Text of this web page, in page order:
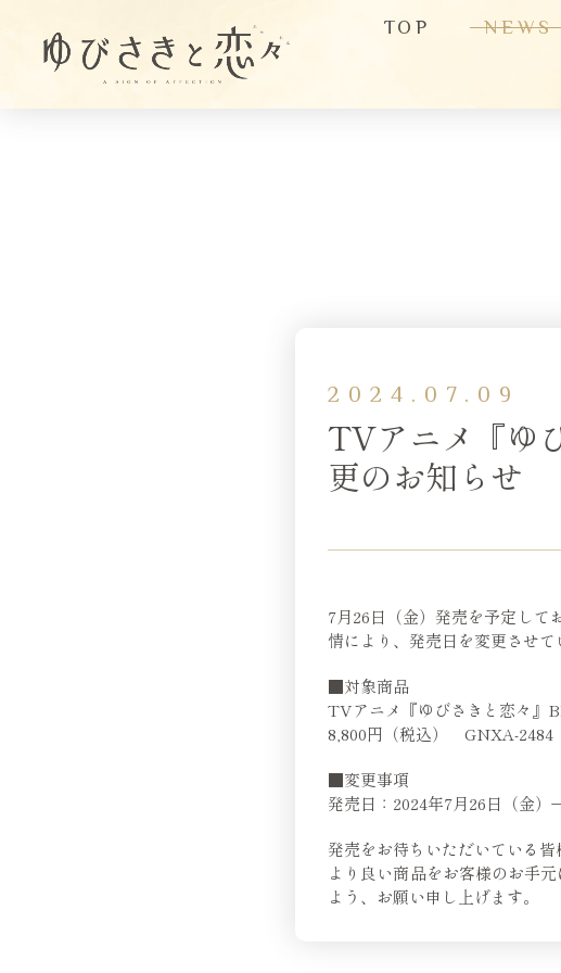
TOP NEWS
2024.07.09
TVアニメ『ゆ
更のお知らせ
7月26日（金）発売を予定し
情により、発売日を変更させて
■対象商品
TVアニメ『ゆびさきと恋々』
8,800円（税込） GNXA-2484
■変更事項
発売日：2024年7月26日（金
発売をお待ちいただいている
より良い商品をお客様のお手
よう、お願い申し上げます。